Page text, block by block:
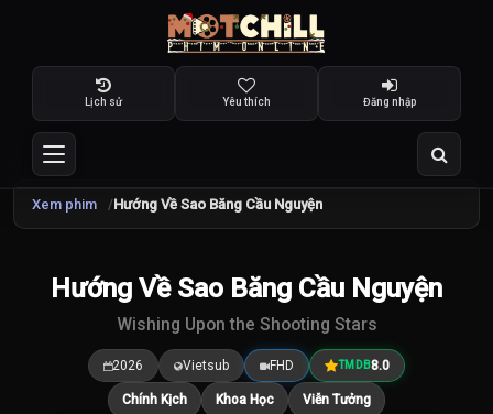
Lịch sử Yêu thích Đăng nhập
Xem phim Hướng Về Sao Băng Cầu Nguyện
8.0/10
Hướng Về Sao Băng Cầu Nguyện
Wishing Upon the Shooting Stars
2026 Vietsub FHD TMDB8.0
Chính Kịch Khoa Học Viễn Tưởng